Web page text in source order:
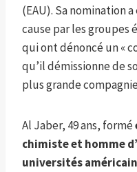
(EAU). Sa nomination
cause par les groupes
qui ont dénoncé un «
qu’il démissionne de
plus grande
Al Jaber, 49 ans, formé
chimiste et homme
universités